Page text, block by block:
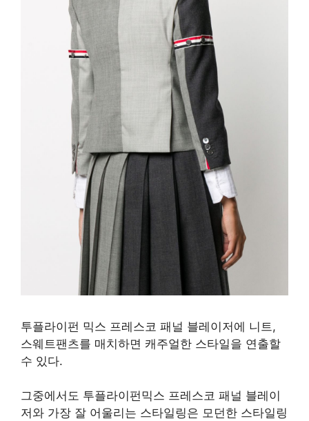
투플라이펀 믹스 프레스코 패널 블레이저에 니트,
스웨트팬츠를 매치하면 캐주얼한 스타일을 연출할
수 있다.
그중에서도 투플라이펀믹스 프레스코 패널 블레이
저와 가장 잘 어울리는 스타일링은 모던한 스타일링